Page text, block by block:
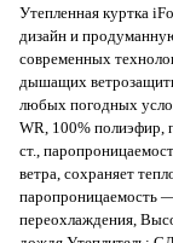
Утепленная куртка
дизайн и
современных
дышащих
любых погодных
WR, 100% полиэфир,
ст.,
ветра, сохраняет
паропроницаемость
переохлаждения,